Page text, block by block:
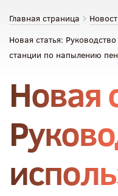
Главная страница
Новая статья:
станции по напылению
Новая